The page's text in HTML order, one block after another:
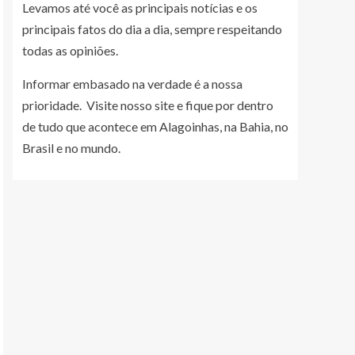
Levamos até você as principais notícias e os
principais fatos do dia a dia, sempre respeitando
todas as opiniões.
Informar embasado na verdade é a nossa
prioridade. Visite nosso site e fique por dentro
de tudo que acontece em Alagoinhas, na Bahia, no
Brasil e no mundo.